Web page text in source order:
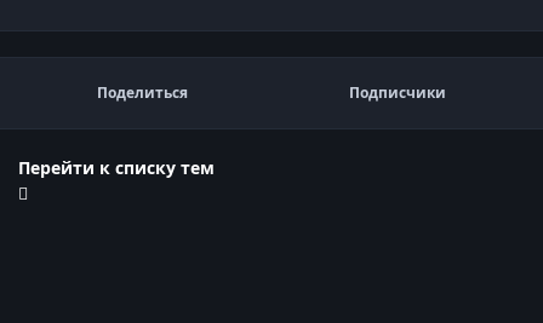
Поделиться Подписчики
Перейти к списку тем